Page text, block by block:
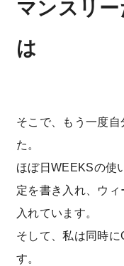
マンスリ
は
そこで、もう一度
た。
ほぼ日WEEKSの使
定を書き入れ、ウ
入れています。
そして、私は同時
す。